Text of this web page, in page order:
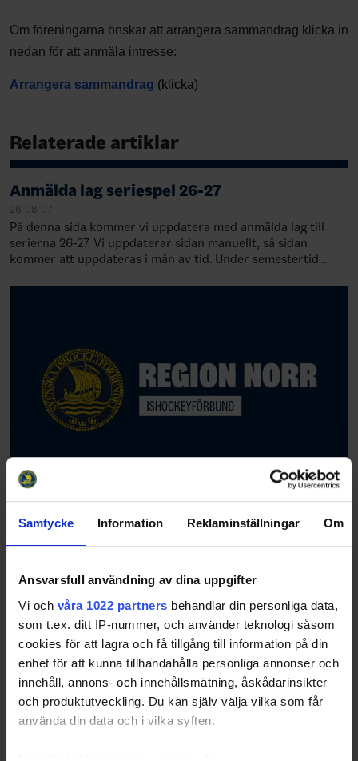
Samtycke Information Reklaminställningar Om
Ansvarsfull användning av dina uppgifter
Vi och våra 1022 partners behandlar din personliga data,
som t.ex. ditt IP-nummer, och använder teknologi såsom
cookies för att lagra och få tillgång till information på din
enhet för att kunna tillhandahålla personliga annonser och
innehåll, annons- och innehållsmätning, åskådarinsikter
och produktutveckling. Du kan själv välja vilka som får
använda din data och i vilka syften.
Om föreningarna önskar att arrangera sammandrag klicka in
nedan för att anmäla intresse:
Arrangera sammandrag (klicka)
Relaterade artiklar
Anmälda lag seriespel 26-27
26-08-07
På denna sida kommer vi uppdatera med anmälda lag till
serierna 26-27. Vi uppdaterar sidan manuellt, så sidan
kommer att uppdateras i mån av tid. Under semestertid
Digital introduktionsträff för nya i styrelsen
26-06-22
Vi går igenom vad som är bra att veta när du sitter i
viktiga och vad de innebär samt vilket stöd ni som styrelse